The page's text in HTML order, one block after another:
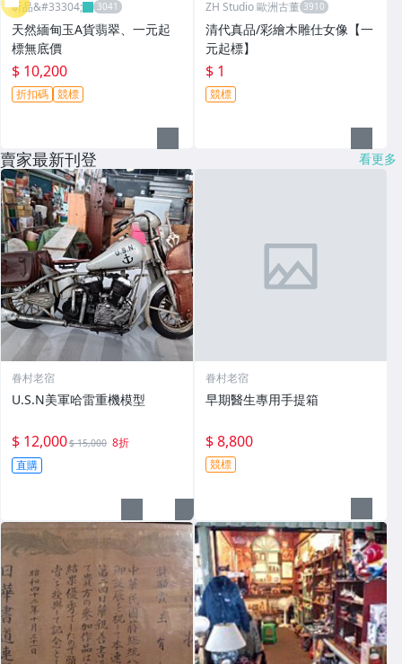
昕品&#33304;
天然緬甸玉A貨翡翠、一元起
標無底價
$ 10,200
折扣碼 競標
ZH Studio 歐洲古董
清代真品/彩繪木雕仕女像【一
元起標】
$ 1
競標
賣家最新刊登 看更多
眷村老宿
U.S.N美軍哈雷重機模型
$ 12,000$ 15,000 8折
直購
眷村老宿
早期醫生專用手提箱
$ 8,800
競標